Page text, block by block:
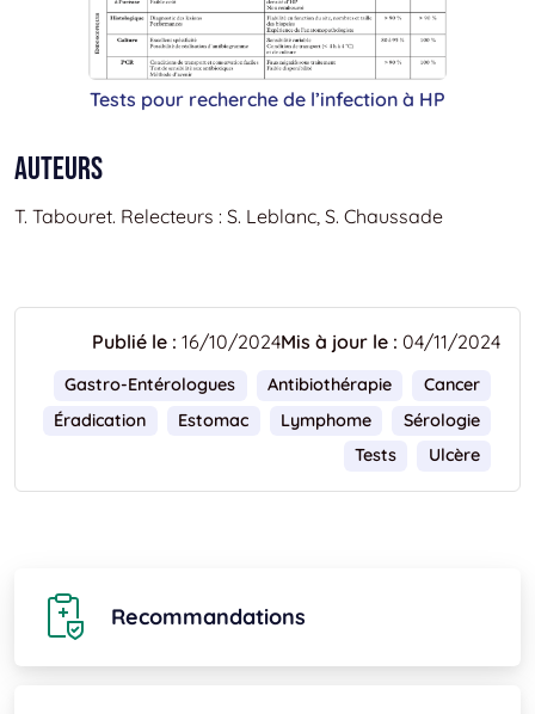
Tests pour recherche de l’infection à HP
Auteurs
T. Tabouret. Relecteurs : S. Leblanc, S. Chaussade
Publié le : 16/10/2024Mis à jour le : 04/11/2024
Gastro-Entérologues Antibiothérapie
Cancer
Éradication
Estomac Lymphome
Sérologie
Tests
Ulcère
Recommandations